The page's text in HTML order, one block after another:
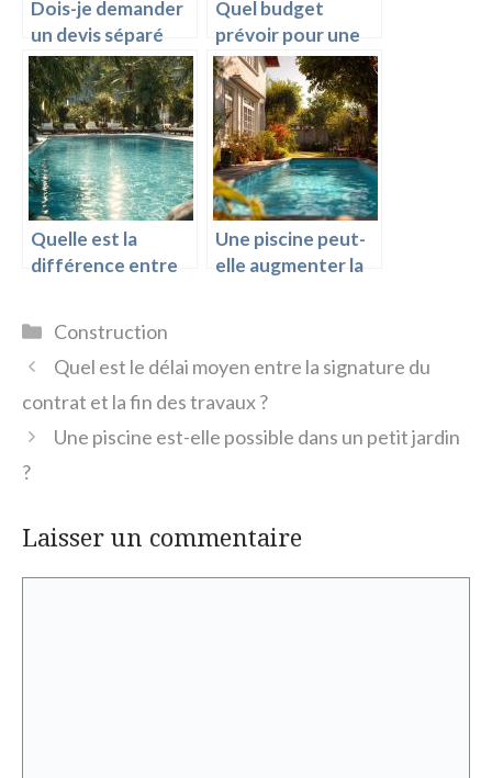
Dois-je demander
un devis séparé
pour le local
technique ?
Quel budget
prévoir pour une
piscine hors-sol
semi-enterrée ?
Quelle est la
différence entre
?
Une piscine peut-
elle augmenter la
Catégories
Construction
Quel est le délai moyen entre la signature du
contrat et la fin des travaux ?
Une piscine est-elle possible dans un petit jardin
?
Laisser un commentaire